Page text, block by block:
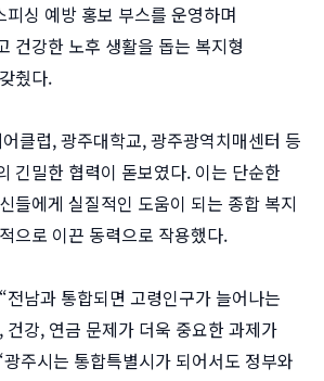
피싱 예방 홍보 부스를 운영하며
건강한 노후 생활을 돕는 복지형
췄다.
클럽, 광주대학교, 광주광역치매센터 등
긴밀한 협력이 돋보였다. 이는 단순한
들에게 실질적인 도움이 되는 종합 복지
으로 이끈 동력으로 작용했다.
전남과 통합되면 고령인구가 늘어나는
건강, 연금 문제가 더욱 중요한 과제가
주시는 통합특별시가 되어서도 정부와